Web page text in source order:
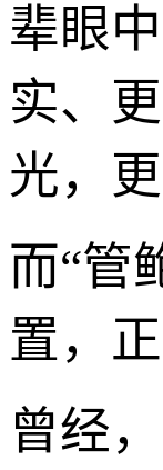
辈眼
实、
光，
而“管
置，
曾经